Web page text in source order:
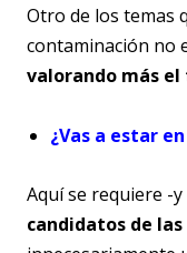
Otro de los temas
contaminación no
valorando más
¿Vas a estar
Aquí se requiere -
candidatos de